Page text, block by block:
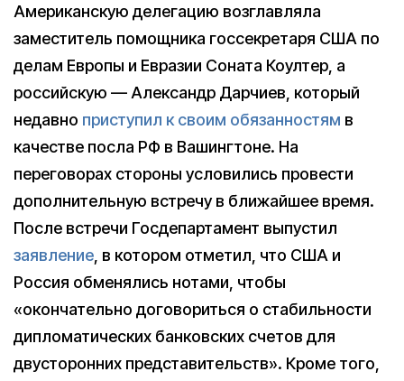
Американскую делегацию возглавляла
заместитель помощника госсекретаря США по
делам Европы и Евразии Соната Коултер, а
российскую — Александр Дарчиев, который
недавно приступил к своим обязанностям в
качестве посла РФ в Вашингтоне. На
переговорах стороны условились провести
дополнительную встречу в ближайшее время.
После встречи Госдепартамент выпустил
заявление, в котором отметил, что США и
Россия обменялись нотами, чтобы
«окончательно договориться о стабильности
дипломатических банковских счетов для
двусторонних представительств». Кроме того,